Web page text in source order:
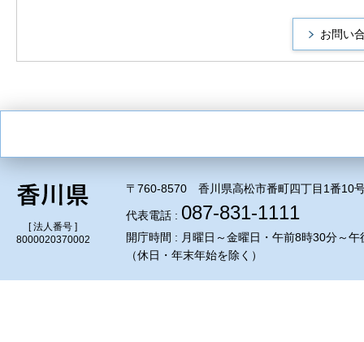
[ 法人番号 ]
8000020370002
〒760-8570 香川県高松市番町四丁目1番10
代表電話 : 087-831-1111
開庁時間 : 月曜日～金曜日・午前8時30分～午
（休日・年末年始を除く）